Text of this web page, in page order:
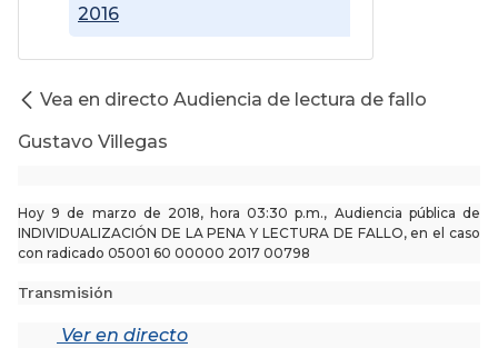
2016
Vea en directo Audiencia de lectura de fallo
Gustavo Villegas
Hoy 9 de marzo de 2018, hora 03:30 p.m., Audiencia pública de
INDIVIDUALIZACIÓN DE LA PENA Y LECTURA DE FALLO, en el caso
con radicado 05001 60 00000 2017 00798
Transmisión
Ver en directo